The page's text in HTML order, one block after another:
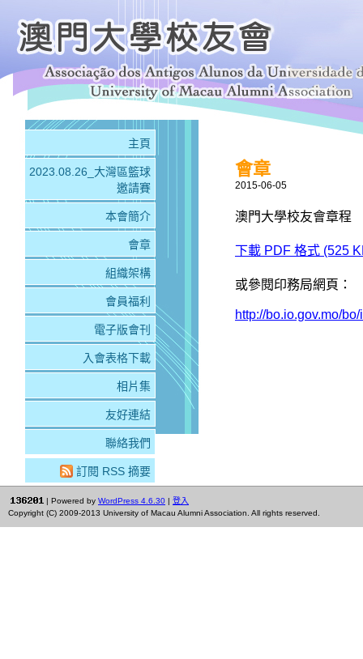
會章
2015-06-05
澳門大學校友會章程
下載 PDF 格式 (525
或參閱印務局網頁：
http://bo.io.gov.mo/
主頁
2023.08.26_大灣區籃球
邀請賽
本會簡介
會章
組織架構
會員福利
電子版會刊
入會表格下載
相片集
友好連結
聯絡我們
訂閱 RSS 摘要
| Powered by WordPress 4.6.30 | 登入
Copyright (C) 2009-2013 University of Macau Alumni Association. All rights reserved.